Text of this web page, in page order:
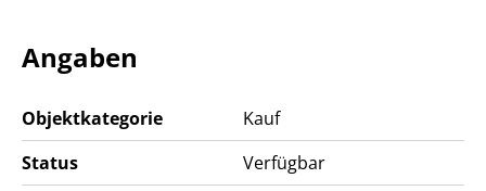
Angaben
Objektkategorie
Kauf
Status
Verfügbar